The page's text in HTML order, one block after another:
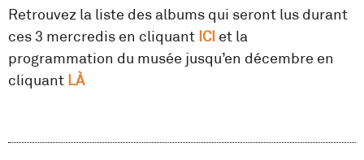
Retrouvez la liste des albums qui seront lus durant
ces 3 mercredis en cliquant ICI et la
programmation du musée jusqu’en décembre en
cliquant LÀ